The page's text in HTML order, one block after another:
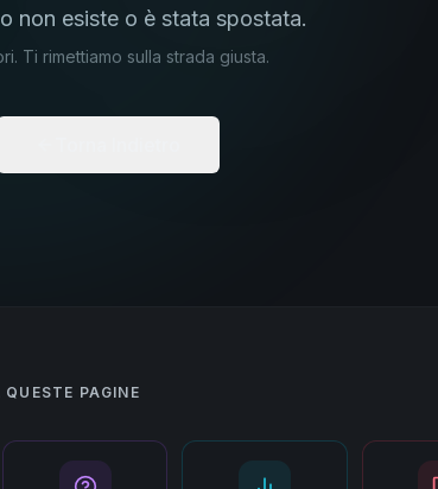
non esiste o è stata spostata.
Ti rimettiamo sulla strada giusta.
QUESTE PAGINE